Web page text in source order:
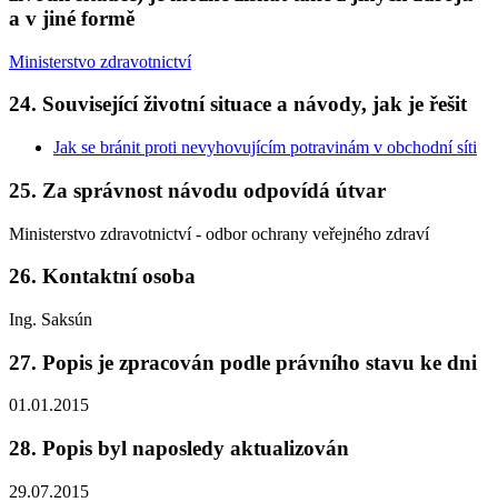
a v jiné formě
Ministerstvo zdravotnictví
24. Související životní situace a návody, jak je řešit
Jak se bránit proti nevyhovujícím potravinám v obchodní síti
25. Za správnost návodu odpovídá útvar
Ministerstvo zdravotnictví - odbor ochrany veřejného zdraví
26. Kontaktní osoba
Ing. Saksún
27. Popis je zpracován podle právního stavu ke dni
01.01.2015
28. Popis byl naposledy aktualizován
29.07.2015